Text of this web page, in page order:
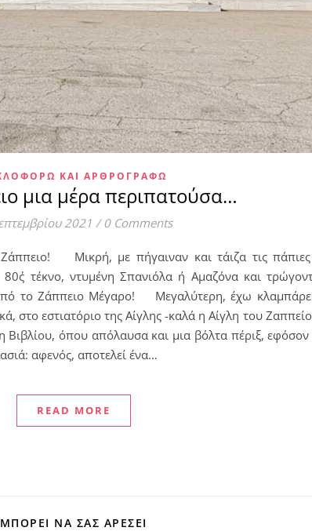
ΚΑΙ ΑΡΘΡΟΓΡΑΦΏ
μια μέρα περιπατούσα…
2021 / 0 Comments
Μικρή, με πήγαιναν και τάιζα τις
τέκνο, ντυμένη Σπανιόλα ή Αμαζόνα και
το Ζάππειο Μέγαρο! Μεγαλύτερη, έχω
στο εστιατόριο της Αίγλης -καλά η Αίγλη του
όπου απόλαυσα και μια βόλτα πέριξ,
αφενός, αποτελεί ένα…
READ MORE
ΜΠΟΡΕΊ ΝΑ ΣΑΣ ΑΡΈΣΕΙ